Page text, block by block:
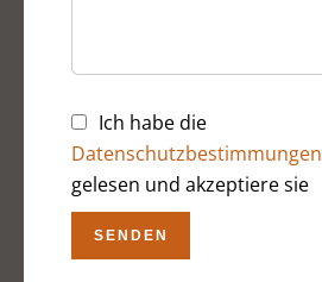
Ich habe die
Datenschutzbestimmungen
gelesen und akzeptiere sie
SENDEN